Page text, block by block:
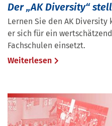
Der „AK Diversity“
Lernen Sie den AK
er sich für ein
Fachschulen einsetzt.
Weiterlesen